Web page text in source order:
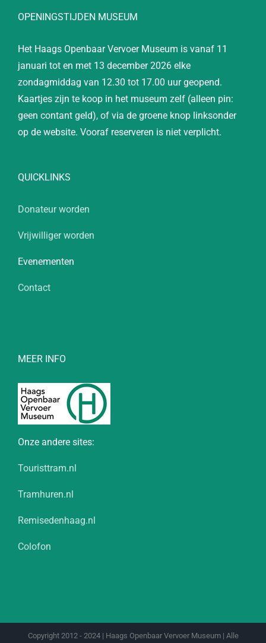
OPENINGSTIJDEN MUSEUM
Het Haags Openbaar Vervoer Museum is vanaf 11
januari tot en met 13 december 2026 elke
zondagmiddag van 12.30 tot 17.00 uur geopend.
Kaartjes zijn te koop in het museum zelf (alleen pin:
geen contant geld), of via de groene knop linksonder
op de website. Vooraf reserveren is niet verplicht.
QUICKLINKS
Donateur worden
Vrijwilliger worden
Evenementen
Contact
MEER INFO
Onze andere sites:
Touristtram.nl
Tramhuren.nl
Remisedenhaag.nl
Colofon
Copyright 2012 - 2024 | Haags Openbaar Vervoer Museum | Alle